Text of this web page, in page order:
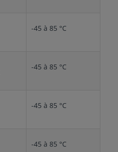
-45 à 85 °C
-45 à 85 °C
-45 à 85 °C
-45 à 85 °C